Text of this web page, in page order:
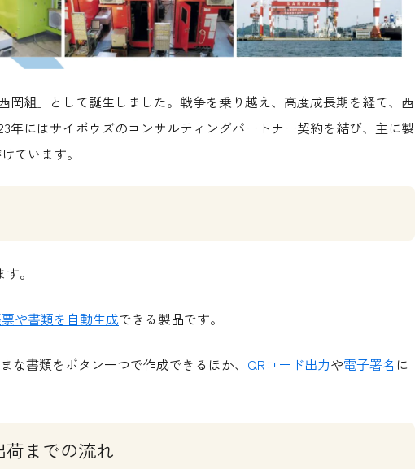
岡組」として誕生しました。戦争を乗り越え、高度成長期を経て、西
年にはサイボウズのコンサルティングパートナー契約を結び、主に製
ています。
。
や書類を自動生成できる製品です。
な書類をボタン一つで作成できるほか、 QRコード出力や電子署名 に
までの流れ